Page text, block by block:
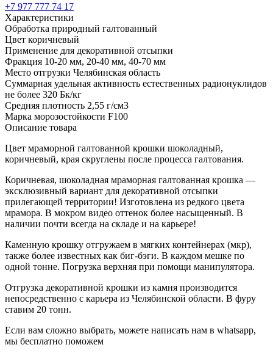
+7 977 777 74 17
Характеристики
Обработка природный галтованный
Цвет коричневый
Применение для декоративной отсыпки
Фракция 10-20 мм, 20-40 мм, 40-70 мм
Место отгрузки Челябинская область
Суммарная удельная активность естественных радионуклидов
не более 320 Бк/кг
Средняя плотность 2,55 г/см3
Марка морозостойкости F100
Описание товара
Цвет мраморной галтованной крошки шоколадный,
коричневый, края скруглены после процесса галтования.
Коричневая, шоколадная мраморная галтованная крошка —
эксклюзивный вариант для декоративной отсыпки
прилегающей территории! Изготовлена из редкого цвета
мрамора. В мокром видео оттенок более насыщенный. В
наличии почти всегда на складе и на карьере!
Каменную крошку отгружаем в мягких контейнерах (мкр),
также более известных как биг-бэги. В каждом мешке по
одной тонне. Погрузка верхняя при помощи манипулятора.
Отгрузка декоративной крошки из камня производится
непосредственно с карьера из Челябинской области. В фуру
ставим 20 тонн.
Если вам сложно выбрать, можете написать нам в whatsapp,
мы бесплатно поможем